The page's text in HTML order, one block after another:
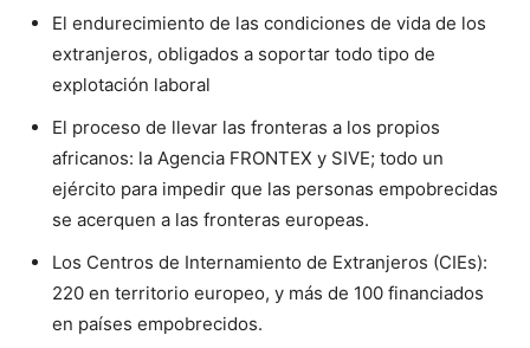
El endurecimiento de las condiciones de vida de los
extranjeros, obligados a soportar todo tipo de
explotación laboral
El proceso de llevar las fronteras a los propios
africanos: la Agencia FRONTEX y SIVE; todo un
ejército para impedir que las personas empobrecidas
se acerquen a las fronteras europeas.
Los Centros de Internamiento de Extranjeros (CIEs):
220 en territorio europeo, y más de 100 financiados
en países empobrecidos.